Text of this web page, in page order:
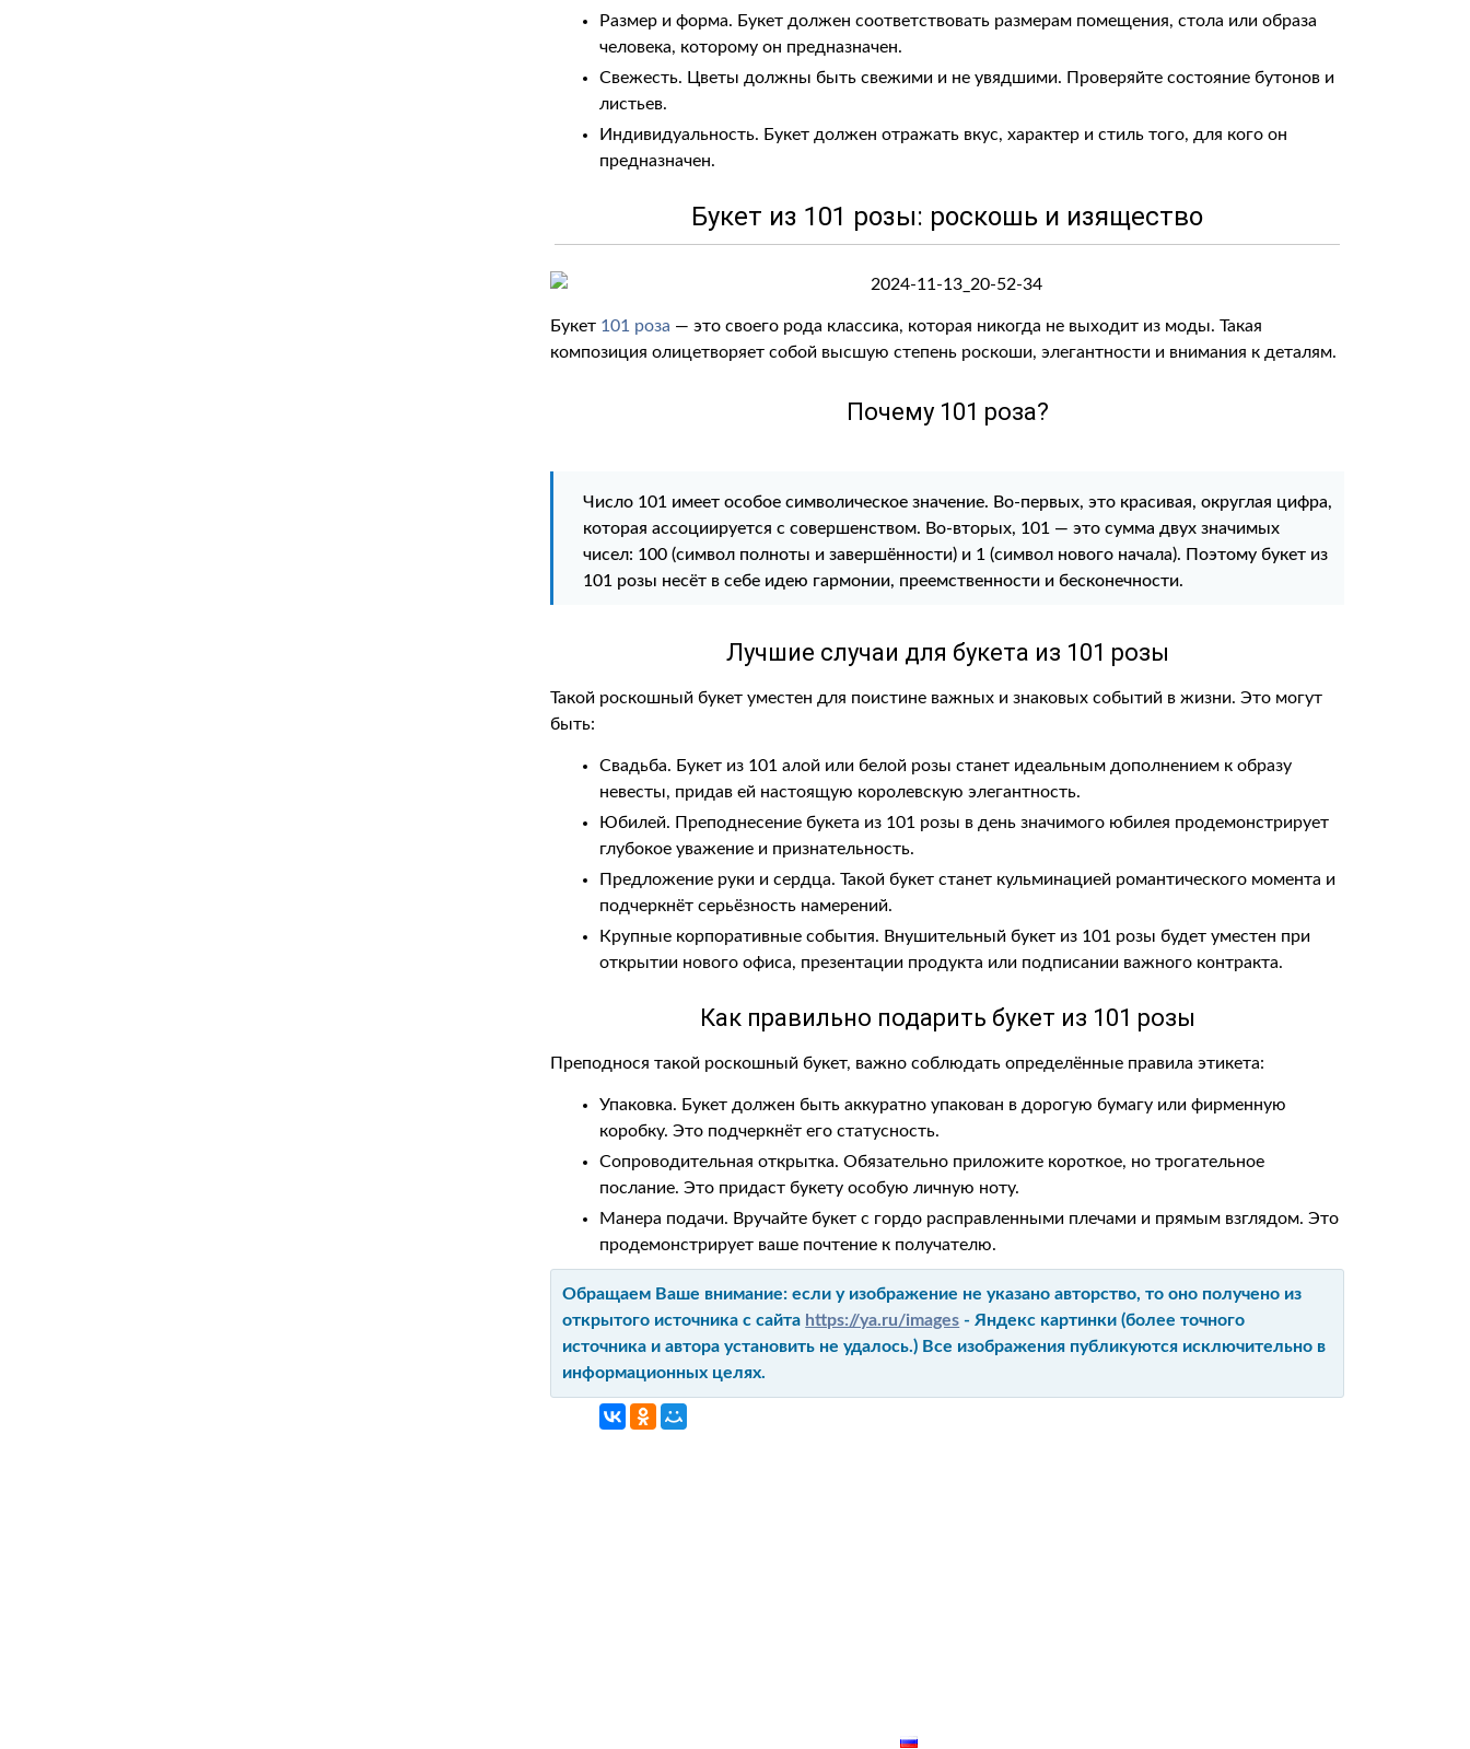
Размер и форма. Букет должен соответствовать размерам помещения, стола или образа
человека, которому он предназначен.
Свежесть. Цветы должны быть свежими и не увядшими. Проверяйте состояние бутонов и
листьев.
Индивидуальность. Букет должен отражать вкус, характер и стиль того, для кого он
предназначен.
Букет из 101 розы: роскошь и изящество
Букет 101 роза — это своего рода классика, которая никогда не выходит из моды. Такая
композиция олицетворяет собой высшую степень роскоши, элегантности и внимания к деталям.
Почему 101 роза?
Число 101 имеет особое символическое значение. Во-первых, это красивая, округлая цифра,
которая ассоциируется с совершенством. Во-вторых, 101 — это сумма двух значимых
чисел: 100 (символ полноты и завершённости) и 1 (символ нового начала). Поэтому букет из
101 розы несёт в себе идею гармонии, преемственности и бесконечности.
Лучшие случаи для букета из 101 розы
Такой роскошный букет уместен для поистине важных и знаковых событий в жизни. Это могут
быть:
Свадьба. Букет из 101 алой или белой розы станет идеальным дополнением к образу
невесты, придав ей настоящую королевскую элегантность.
Юбилей. Преподнесение букета из 101 розы в день значимого юбилея продемонстрирует
глубокое уважение и признательность.
Предложение руки и сердца. Такой букет станет кульминацией романтического момента и
подчеркнёт серьёзность намерений.
Крупные корпоративные события. Внушительный букет из 101 розы будет уместен при
открытии нового офиса, презентации продукта или подписании важного контракта.
Как правильно подарить букет из 101 розы
Преподнося такой роскошный букет, важно соблюдать определённые правила этикета:
Упаковка. Букет должен быть аккуратно упакован в дорогую бумагу или фирменную
коробку. Это подчеркнёт его статусность.
Сопроводительная открытка. Обязательно приложите короткое, но трогательное
послание. Это придаст букету особую личную ноту.
Манера подачи. Вручайте букет с гордо расправленными плечами и прямым взглядом. Это
продемонстрирует ваше почтение к получателю.
Обращаем Ваше внимание: если у изображение не указано авторство, то оно получено из
открытого источника с сайта https://ya.ru/images - Яндекс картинки (более точного
источника и автора установить не удалось.) Все изображения публикуются исключительно в
информационных целях.